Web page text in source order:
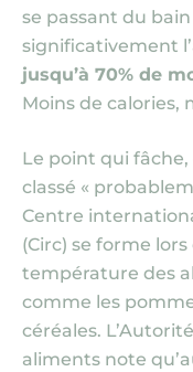
se passant du
significativement
jusqu’à 70% de
Moins de calories,
Le point qui fâche,
classé «
Centre
(Circ) se forme lors
température des
comme les
céréales.
aliments note